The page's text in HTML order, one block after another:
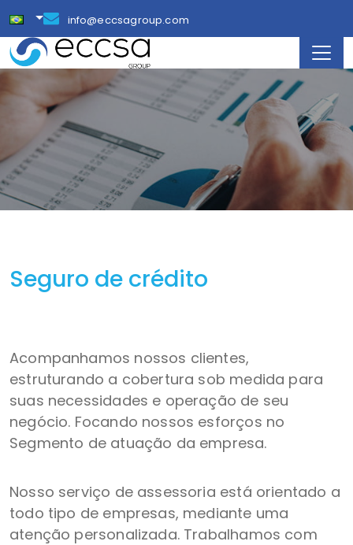
info@eccsagroup.com
Seguro de crédito
Acompanhamos nossos clientes,
estruturando a cobertura sob medida para
suas necessidades e operação de seu
negócio. Focando nossos esforços no
Segmento de atuação da empresa.
Nosso serviço de assessoria está orientado a
todo tipo de empresas, mediante uma
atenção personalizada. Trabalhamos com